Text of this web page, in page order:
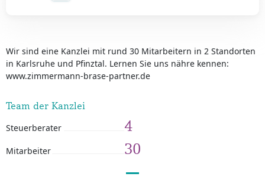
Wir sind eine Kanzlei mit rund 30 Mitarbeitern in 2 Standorten
in Karlsruhe und Pfinztal. Lernen Sie uns nähre kennen:
www.zimmermann-brase-partner.de
Team der Kanzlei
Steuerberater 4
Mitarbeiter 30